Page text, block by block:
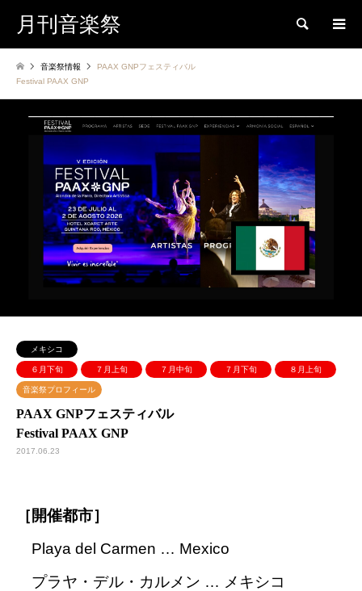
月刊音楽祭 検索
音楽祭情報
PAAX GNPフェスティバル
Festival PAAX GNP
メキシコ
６月下旬 ７月上旬 ７月中旬 ７月下旬 ８月上旬
音楽祭プロフィール
PAAX GNPフェスティバル
Festival PAAX GNP
2017.06.23
［開催都市］
Playa del Carmen … Mexico
プラヤ・デル・カルメン … メキシコ